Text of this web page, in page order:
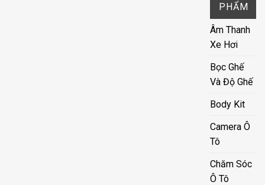
PHẨM
Âm Thanh
Xe Hơi
Bọc Ghế
Và Độ Ghế
Body Kit
Camera Ô
Tô
Chăm Sóc
Ô Tô